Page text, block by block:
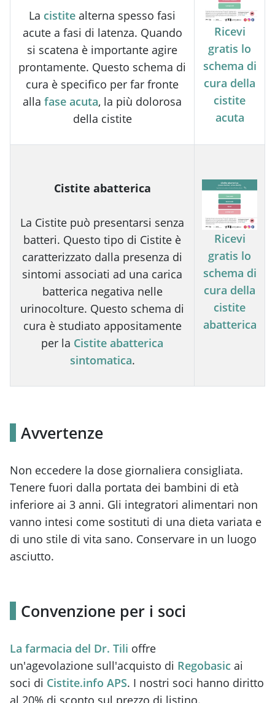
La cistite alterna spesso fasi
acute a fasi di latenza. Quando
si scatena è importante agire
prontamente. Questo schema di
cura è specifico per far fronte
alla fase acuta, la più dolorosa
della cistite
Ricevi
gratis lo
schema di
cura della
cistite
acuta
Cistite abatterica
La Cistite può presentarsi senza
batteri. Questo tipo di Cistite è
caratterizzato dalla presenza di
sintomi associati ad una carica
batterica negativa nelle
urinocolture. Questo schema di
cura è studiato appositamente
per la Cistite abatterica
sintomatica.
Ricevi
gratis lo
schema di
cura della
cistite
abatterica
Avvertenze
Non eccedere la dose giornaliera consigliata.
Tenere fuori dalla portata dei bambini di età
inferiore ai 3 anni. Gli integratori alimentari non
vanno intesi come sostituti di una dieta variata e
di uno stile di vita sano. Conservare in un luogo
asciutto.
Convenzione per i soci
La farmacia del Dr. Tili offre
un'agevolazione sull'acquisto di Regobasic ai
soci di Cistite.info APS. I nostri soci hanno diritto
al 20% di sconto sul prezzo di listino.